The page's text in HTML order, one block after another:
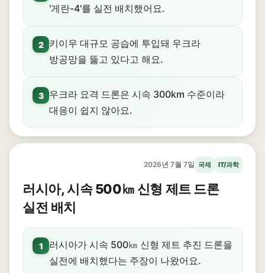
'게란-4'를 실전 배치했어요.
2
키이우 대규모 공습에 투입돼 우크라
방공망을 뚫고 있다고 해요.
3
우크라 요격 드론은 시속 300km 수준이라
대응이 쉽지 않아요.
2026년 7월 7일 국제 IT/과학
러시아, 시속 500㎞ 신형 제트 드론
실전 배치
1
러시아가 시속 500㎞ 신형 제트 추진 드론을
실전에 배치했다는 주장이 나왔어요.